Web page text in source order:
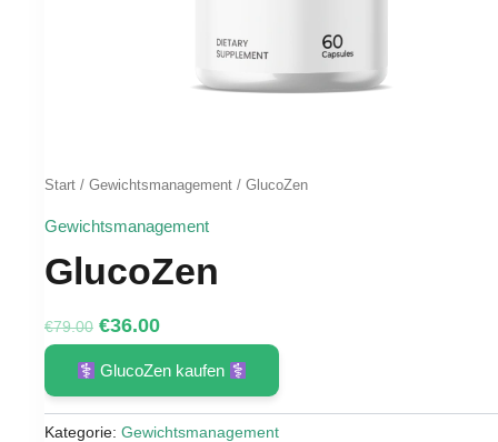
Start / Gewichtsmanagement / GlucoZen
Gewichtsmanagement
GlucoZen
€79.00 Ursprünglicher
war:
€79.00
€36.00Aktueller
ist:
€36.00.
GlucoZen kaufen
Kategorie: Gewichtsmanagement